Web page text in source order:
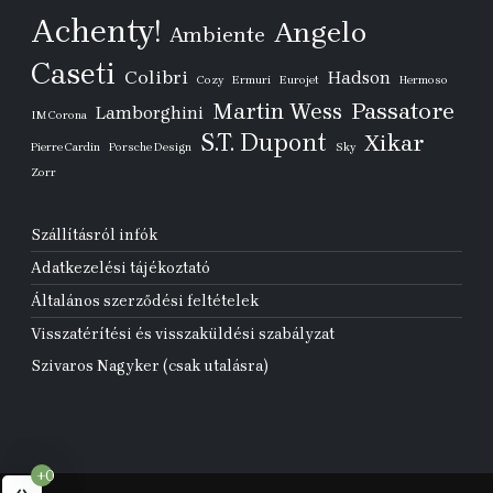
Achenty! Ambiente Angelo
Caseti Colibri Cozy Ermuri Eurojet Hadson Hermoso
IM Corona Lamborghini Martin Wess Passatore
Pierre Cardin Porsche Design S.T. Dupont Sky Xikar
Zorr
Szállításról infók
Adatkezelési tájékoztató
Általános szerződési feltételek
Visszatérítési és visszaküldési szabályzat
Szivaros Nagyker (csak utalásra)
+0